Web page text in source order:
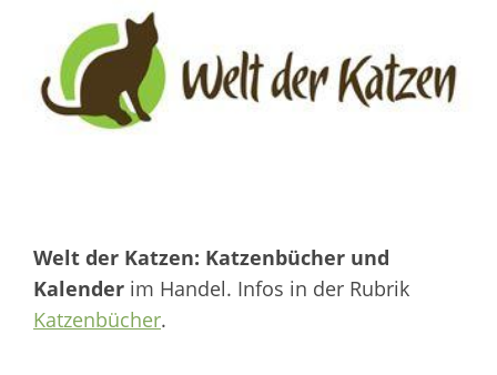
Welt der Katzen: Katzenbücher und
Kalender im Handel. Infos in der Rubrik
Katzenbücher.